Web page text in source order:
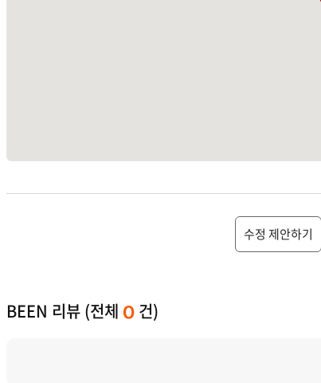
수정 제안하기
BEEN 리뷰 (전체 0 건)